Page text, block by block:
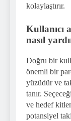
kolaylaştırır.
Kullanıcı
nasıl
Doğru bir
önemli bir
yüzüdür ve
tanır.
ve hedef
potansiyel